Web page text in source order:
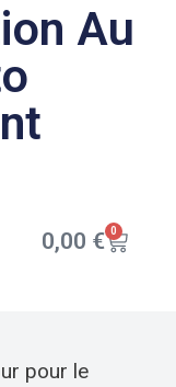
Au
0,00 € 0
pour le